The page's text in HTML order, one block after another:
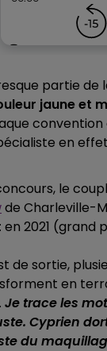
partie de
jaune et
convention
en
le
de Charleville-
en 2021 (grand
de sortie,
en
Je trace les
Cyprien
du